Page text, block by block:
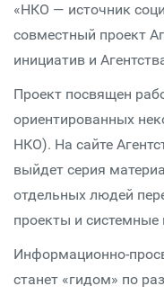
«НКО — источник
совместный проект
инициатив и
Проект посвящен
ориентированных
НКО). На сайте
выйдет серия
отдельных людей
проекты и системные
Информационно-
станет «гидом» по